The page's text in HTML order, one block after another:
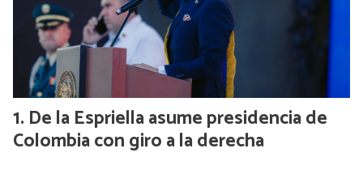
De la Espriella asume presidencia de
Colombia con giro a la derecha